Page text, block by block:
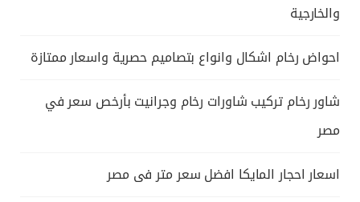
والخارجية
احواض رخام اشكال وانواع بتصاميم حصرية واسعار ممتازة
شاور رخام تركيب شاورات رخام وجرانيت بأرخص سعر في
مصر
اسعار احجار المايكا افضل سعر متر فى مصر